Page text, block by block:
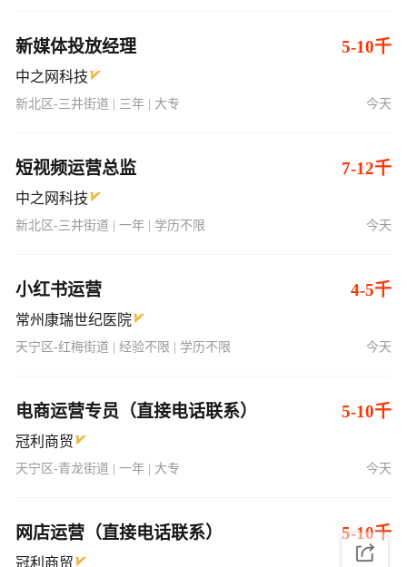
新北区-三井街道 | 三年 | 大专 今天
短视频运营总监 7-12千
新北区-三井街道 | 一年 | 学历不限 今天
小红书运营 4-5千
天宁区-红梅街道 | 经验不限 | 学历不限 今天
电商运营专员（直接电话联系） 5-10千
天宁区-青龙街道 | 一年 | 大专 今天
网店运营（直接电话联系） 5-10千
天宁区-青龙街道 | 一年 | 大专 今天